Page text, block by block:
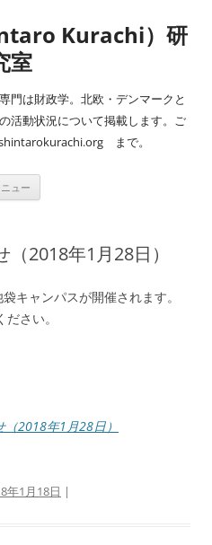
Kurachi）研
室
門は財政学。北欧・デンマークと
活動状況について掲載します。ご
まで。
ュー
2018年1月28日）
キャンパスが開催されます。
さい。
2018年1月28日）
年1月18日 |